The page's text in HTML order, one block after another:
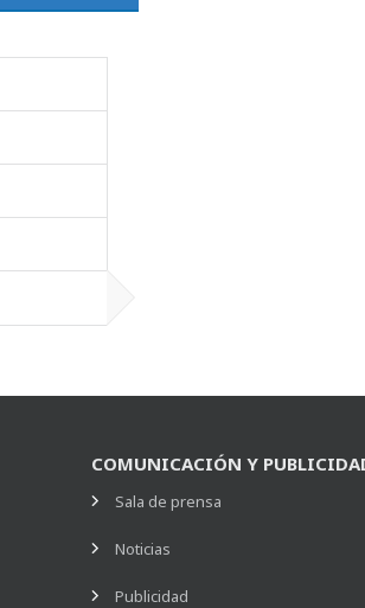
COMUNICACIÓN Y
Sala de prensa
Noticias
Publicidad